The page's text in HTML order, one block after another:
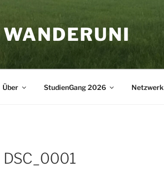
WANDERUNI
Über StudienGang 2026 Netzwerk
DSC_0001